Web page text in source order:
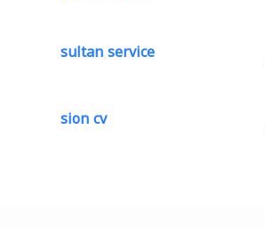
sultan service
sion cv